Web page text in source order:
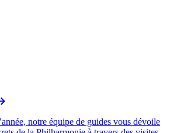
notre équipe de guides vous dévoile